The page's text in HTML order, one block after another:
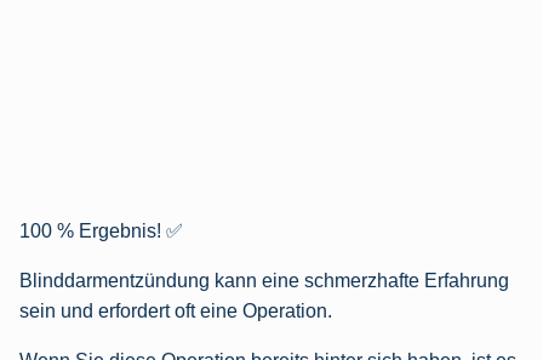
100 % Ergebnis! ✅
Blinddarmentzündung kann eine schmerzhafte Erfahrung
sein und erfordert oft eine Operation.